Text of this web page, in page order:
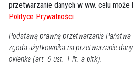
przetwarzanie danych w ww. celu
Polityce Prywatności.
Podstawą prawną przetwarzania
zgoda użytkownika na przetwarzanie
okienka (art. 6 ust. 1 lit. a pltk).